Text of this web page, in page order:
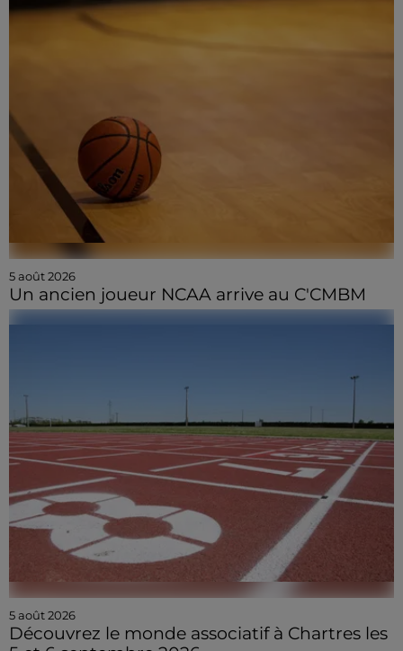
5 août 2026
Un ancien joueur NCAA arrive au C'CMBM
5 août 2026
Découvrez le monde associatif à Chartres les